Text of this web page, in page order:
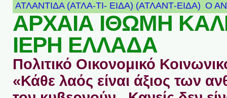
ΑΤΛΑΝΤΊΔΑ (ΑΤΛΑ-ΤΙ- ΕΙΔΑ) (ΑΤΛΑΝΤ-ΕΙΔΑ) Ο
ΑΡΧΑΙΑ ΙΘΩΜΗ
ΙΕΡΗ ΕΛΛΑΔΑ
Πολιτικό Οικονομικό
«Κάθε λαός είναι άξιος των